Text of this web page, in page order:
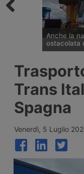
Anche la
ostacolata
dal 1996 tra
bloccando
Cernavodă,
produzione
quantificate
Trans
Spagna
Venerdì, 5 Luglio